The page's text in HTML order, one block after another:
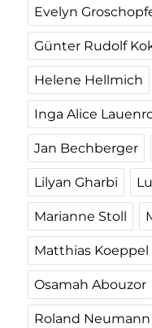
Evelyn
Günter Rudolf
Helene Hellmich
Inga Alice
Jan Bechberger
Lilyan Gharbi
Marianne Stoll
Matthias Koeppel
Osamah Abouzor
Roland Neumann